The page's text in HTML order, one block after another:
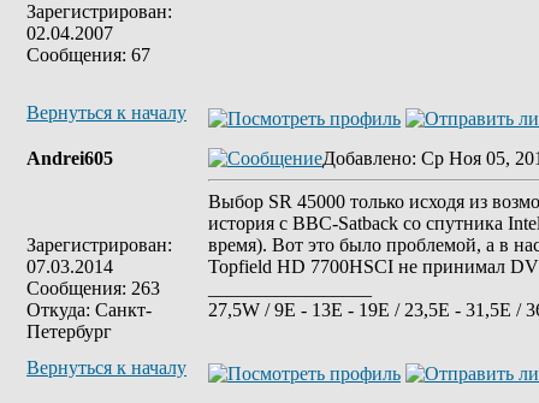
Зарегистрирован:
02.04.2007
Сообщения: 67
Вернуться к началу
Andrei605
Зарегистрирован:
07.03.2014
Сообщения: 263
Откуда: Санкт-
Петербург
Добавлено: Ср Ноя 05,
Выбор SR 45000 только исходя из
история с BBC-Satback со спутника
время). Вот это было проблемой, а в
Topfield HD 7700HSCI не принимал
27,5W / 9E - 13E - 19E / 23,5E - 31,5E /
Вернуться к началу